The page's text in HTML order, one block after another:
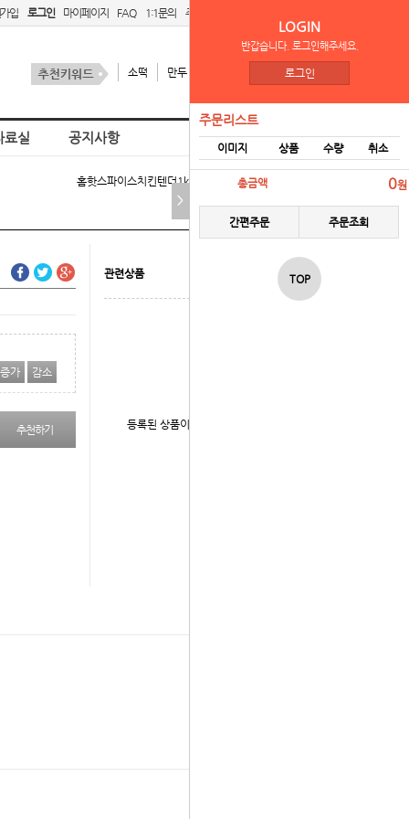
입 로그인 마이페이지 FAQ 1:1문의 주문리스트
소떡 만두
료실 공지사항
홈핫스파이스치킨텐더1kg(씨피) > 냉동식품
LOGIN
반갑습니다. 로그인해주세요.
로그인
주문리스트
이미지 상품 수량 취소
총금액 0원
간편주문 주문조회
TOP
>
증가
감소
추천하기
관련상품
등록된 상품이 없습니다.